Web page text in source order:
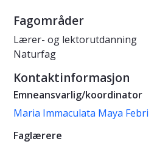
Fagområder
Lærer- og lektorutdanning
Naturfag
Kontaktinformasjon
Emneansvarlig/koordinator
Maria Immaculata Maya Febri
Faglærere